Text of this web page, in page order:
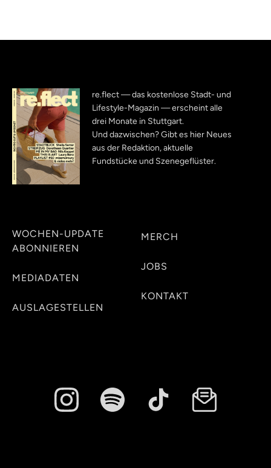
re.flect — das kostenlose Stadt- und
Lifestyle-Magazin — erscheint alle
drei Monate in Stuttgart.
Und dazwischen? Gibt es hier Neues
aus der Redaktion, aktuelle
Fundstücke und Szenegeflüster.
WOCHEN-UPDATE
ABONNIEREN
MEDIADATEN
AUSLAGESTELLEN
MERCH
JOBS
KONTAKT